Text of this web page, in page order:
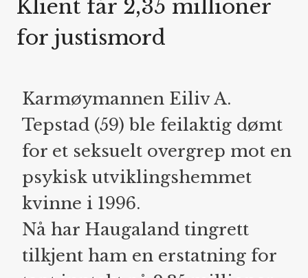
Klient får 2,35 millioner
for justismord
Karmøymannen Eiliv A.
Tepstad (59) ble feilaktig dømt
for et seksuelt overgrep mot en
psykisk utviklingshemmet
kvinne i 1996.
Nå har Haugaland tingrett
tilkjent ham en erstatning for